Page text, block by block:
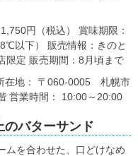
円（税込） 賞味期限：
以下） 販売情報：きのと
限定 販売期間：8月頃まで
在地： 〒060-0005 札幌市
営業時間： 10:00～20:00
のバターサンド
ムを合わせた、口どけなめ